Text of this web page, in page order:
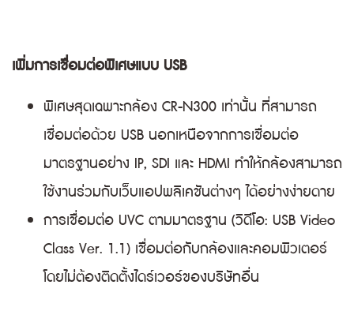
เพิ่มการเชื่อมต่อพิเศษแบบ USB
พิเศษสุดเฉพาะกล้อง CR-N300 เท่านั้น ที่สามารถ
เชื่อมต่อด้วย USB นอกเหนือจากการเชื่อมต่อ
มาตรฐานอย่าง IP, SDI และ HDMI ทำให้กล้องสามารถ
ใช้งานร่วมกับเว็บแอปพลิเคชันต่างๆ ได้อย่างง่ายดาย
การเชื่อมต่อ UVC ตามมาตรฐาน (วิดีโอ: USB Video
Class Ver. 1.1) เชื่อมต่อกับกล้องและคอมพิวเตอร์
โดยไม่ต้องติดตั้งไดร์เวอร์ของบริษัทอื่น